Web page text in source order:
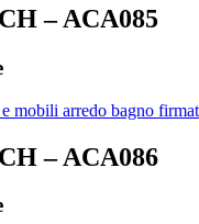
– ACA085
– ACA086